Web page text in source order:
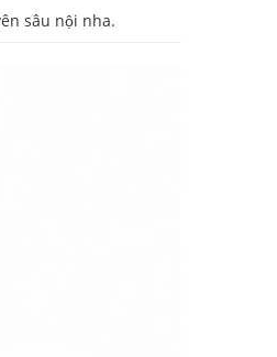
sâu nội nha.